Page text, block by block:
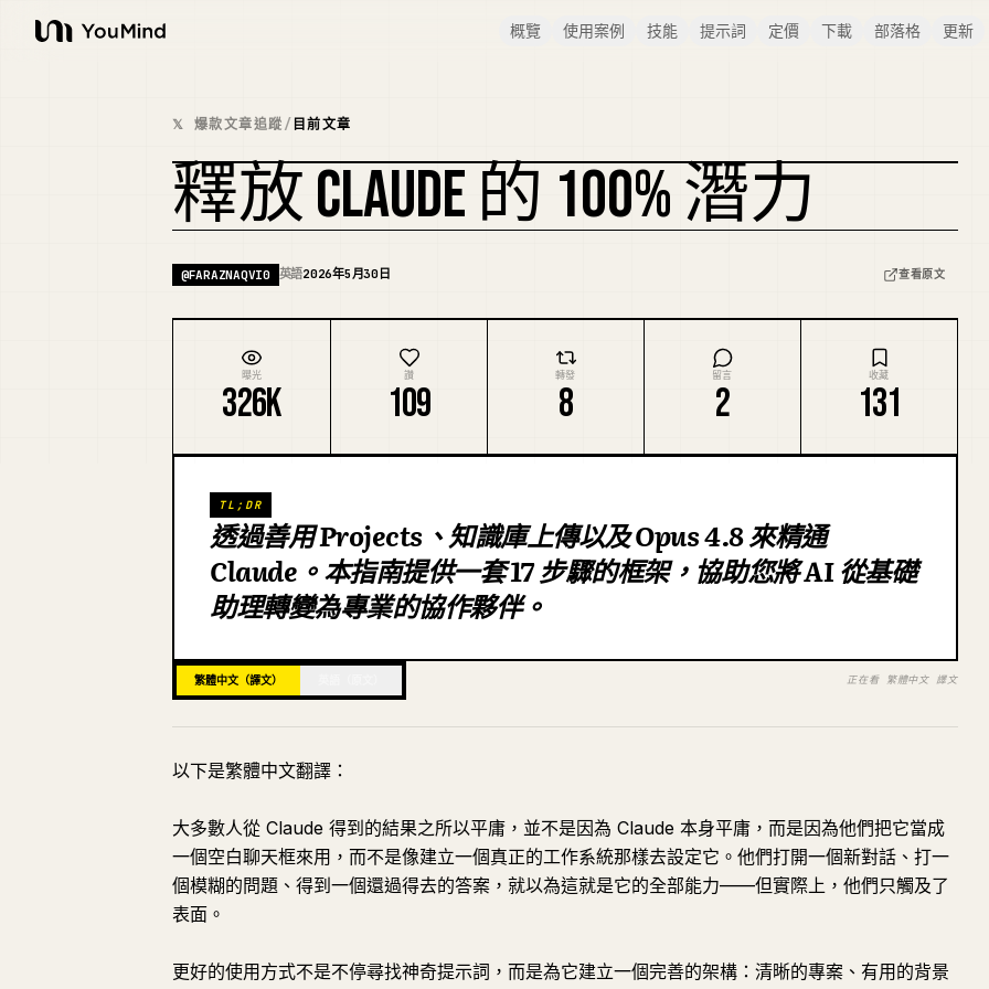
YouMind
概覽 使用案例 技能 提示詞 定價 下載 部落格 更新
𝕏 爆款文章追蹤/ 目前文章
釋放 CLAUDE 的 100% 潛力
@FARAZNAQVI0 英語2026年5月30日 查看原文
曝光
326K
讚
109
轉發
8
留言
2
收藏
131
TL;DR
透過善用 Projects、知識庫上傳以及 Opus 4.8 來精通
Claude。本指南提供一套 17 步驟的框架，協助您將 AI 從基礎
助理轉變為專業的協作夥伴。
繁體中文（譯文） 正在看 繁體中文 譯文
以下是繁體中文翻譯：
大多數人從 Claude 得到的結果之所以平庸，並不是因為 Claude 本身平庸，而是因為他們把它當成
一個空白聊天框來用，而不是像建立一個真正的工作系統那樣去設定它。他們打開一個新對話、打一
個模糊的問題、得到一個還過得去的答案，就以為這就是它的全部能力——但實際上，他們只觸及了
表面。
更好的使用方式不是不停尋找神奇提示詞，而是為它建立一個完善的架構：清晰的專案、有用的背景